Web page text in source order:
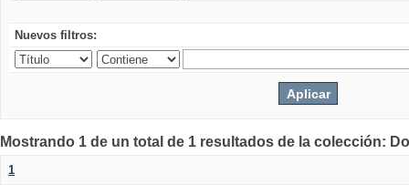
Nuevos filtros:
Mostrando 1 de un total de 1 resultados de la colección:
1